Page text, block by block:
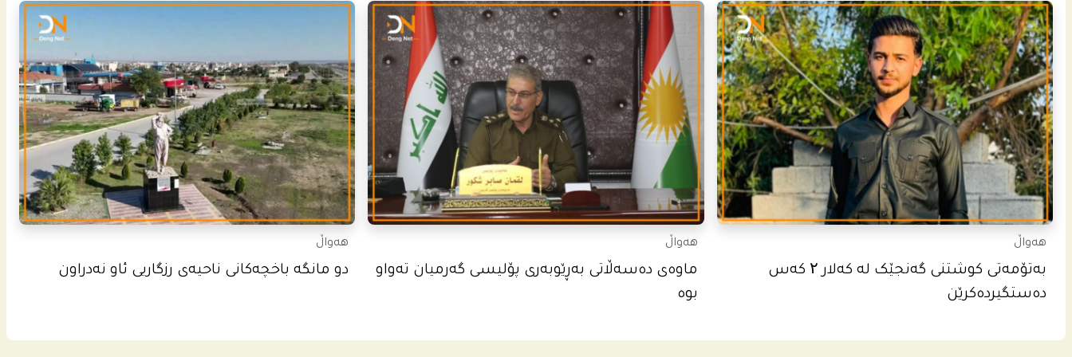
هەواڵ
بەتۆمەتی کوشتنی گەنجێک لە کەلار ۲ کەس
دەستگیردەکرێن
هەواڵ
ماوەی دەسەڵاتی بەڕێوبەری پۆلیسی گەرمیان تەواو
بوە
هەواڵ
دو مانگە باخچەکانی ناحیەی رزگاریی ئاو نەدراون